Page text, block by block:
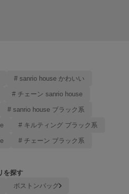
# sanrio house かわいい
# チェーン sanrio house
# sanrio house ブラック系
# キルティング ブラック系
# チェーン ブラック系
を探す
ボストンバッグ